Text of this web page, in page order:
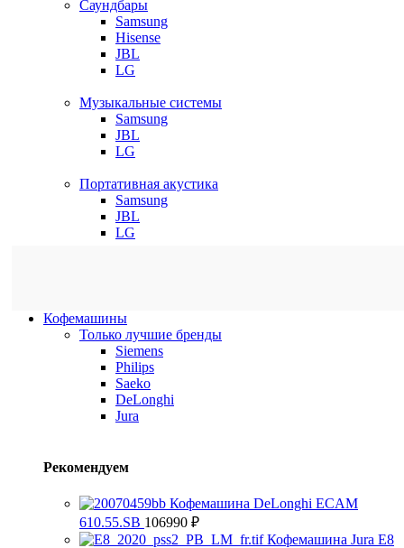
Саундбары
Samsung
Hisense
JBL
LG
Музыкальные системы
Samsung
JBL
LG
Портативная акустика
Samsung
JBL
LG
Кофемашины
Только лучшие бренды
Siemens
Philips
Saeko
DeLonghi
Jura
Рекомендуем
Кофемашина DeLonghi ECAM
610.55.SB 106990 ₽
Кофемашина Jura E8